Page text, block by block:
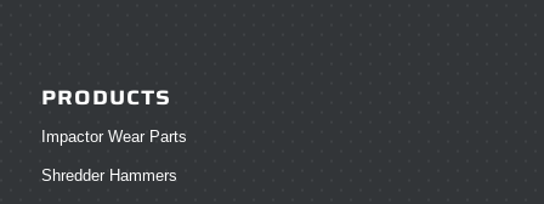
PRODUCTS
Impactor Wear Parts
Shredder Hammers